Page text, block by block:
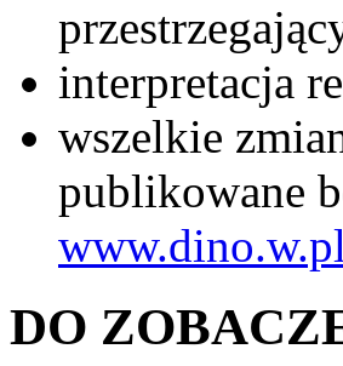
interpretacja
wszelkie
publikowane
www.dino.w.pl
DO